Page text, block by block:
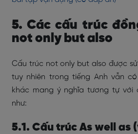
5. Các cấu trúc
not only but also
Cấu trúc not only but also được
tuy nhiên trong tiếng Anh vẫn
khác mang ý nghĩa tương tự với
như:
5.1. Cấu trúc As well